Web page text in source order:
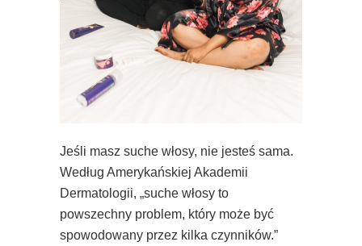
Jeśli masz suche włosy, nie jesteś sama.
Według Amerykańskiej Akademii
Dermatologii, „suche włosy to
powszechny problem, który może być
spowodowany przez kilka czynników.”